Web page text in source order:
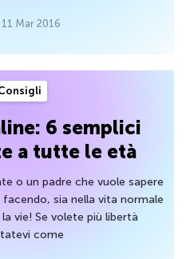
11 Mar 2016
6 semplici
a tutte le età
o un padre che vuole sapere
sia nella vita normale
vie! Se volete più libertà
come